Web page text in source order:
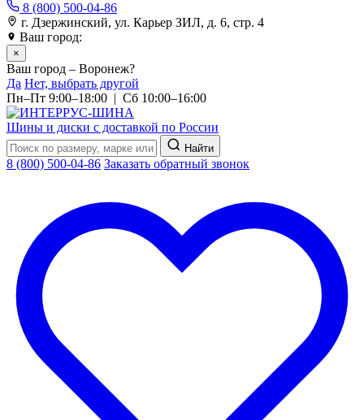
8 (800) 500-04-86
г. Дзержинский, ул. Карьер ЗИЛ, д. 6, стр. 4
Ваш город:
×
Ваш город – Воронеж?
Да Нет, выбрать другой
Пн–Пт 9:00–18:00 | Сб 10:00–16:00
Шины и диски с доставкой по России
Найти
8 (800) 500-04-86 Заказать обратный звонок